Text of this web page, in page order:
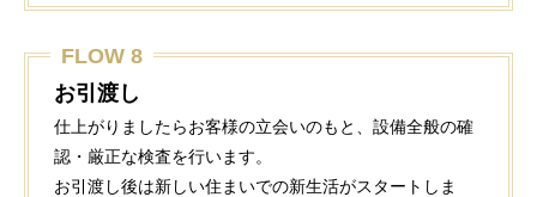
FLOW 8
お引渡し
仕上がりましたらお客様の立会いのもと、設備全般の確
認・厳正な検査を行います。
お引渡し後は新しい住まいでの新生活がスタートしま